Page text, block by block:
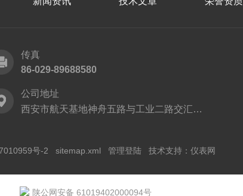
传真
86-029-89688580
公司地址
西安市航天基地神舟五路与工业二路交汇处西安建工科技创业基地
号-2 sitemap.xml 管理登陆 技术支持： 仪表网
陕公网安备 61019402000094号